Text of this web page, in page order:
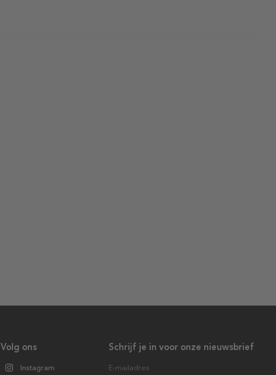
Schrijf je in voor onze nieuwsbrief
E-mailadres
Volg ons
Instagram